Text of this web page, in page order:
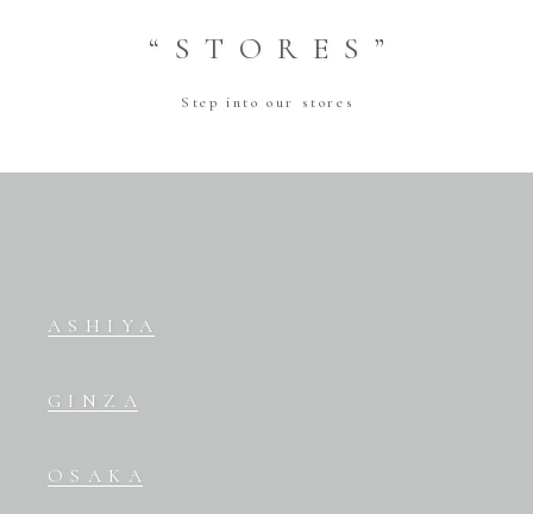
“STORES”
Step into our stores
ASHIYA
GINZA
OSAKA